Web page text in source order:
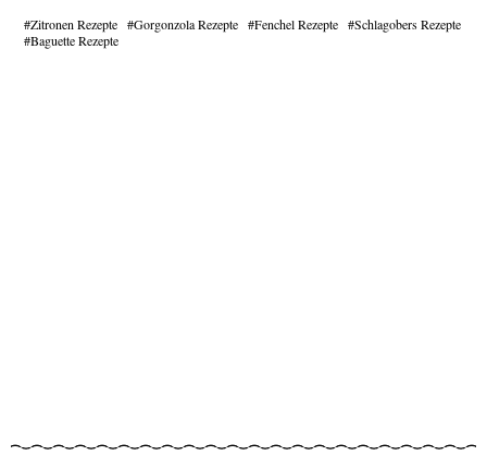
Zitronen Rezepte Gorgonzola Rezepte Fenchel Rezepte
Schlagobers Rezepte
Baguette Rezepte